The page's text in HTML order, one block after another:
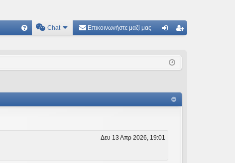
Γ
εις
Chat Επικοινωνήστε μαζί μας
ρα
Δευ 13 Απρ 2026, 19:01